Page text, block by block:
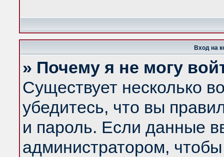
Вход на
» Почему я не могу
Существует несколько
убедитесь, что вы
и пароль. Если данные
администратором,